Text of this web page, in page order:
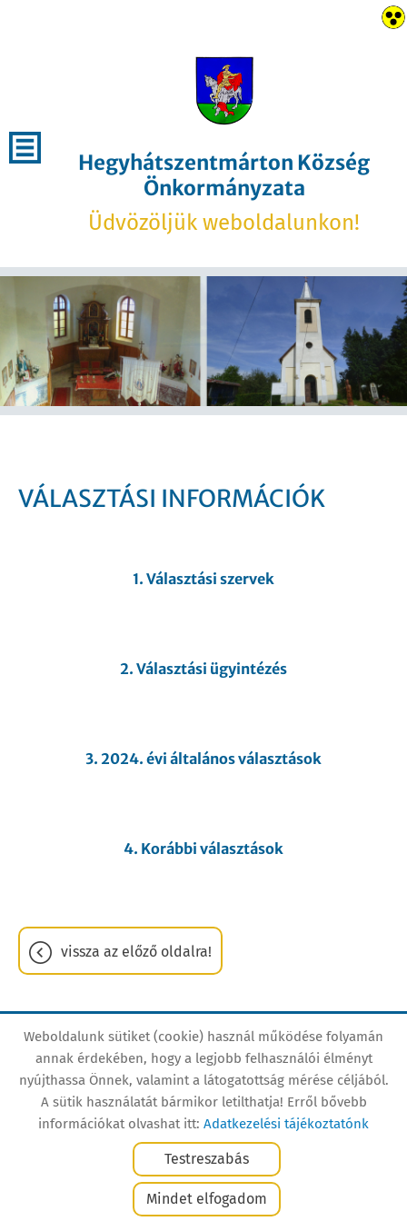
Hegyhátszentmárton Község
Önkormányzata
Üdvözöljük weboldalunkon!
VÁLASZTÁSI INFORMÁCIÓK
1. Választási szervek
2. Választási ügyintézés
3. 2024. évi általános választások
4. Korábbi választások
vissza az előző oldalra!
© 2026 - Minden jog fenntartva
Oldal információk
Adatkezelési tájékoztató
Impresszum
Sütik kezelése
Akadálymentesítési nyilatkozat
Mindet elfogadom
Testreszabás
Weboldalunk sütiket (cookie) használ működése folyamán
annak érdekében, hogy a legjobb felhasználói élményt
nyújthassa Önnek, valamint a látogatottság mérése céljából.
A sütik használatát bármikor letilthatja! Erről bővebb
információkat olvashat itt: Adatkezelési tájékoztatónk
KERESÉS AZ OLDAL TARTALMÁBAN